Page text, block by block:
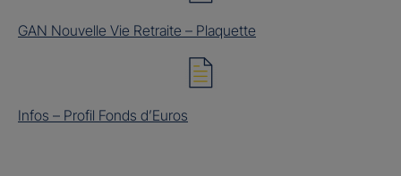
GAN Nouvelle Vie Retraite – Plaquette
Infos – Profil Fonds d’Euros